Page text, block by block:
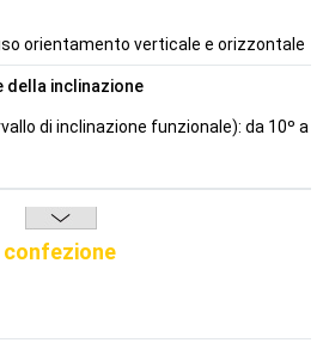
orientamento verticale e orizzontale
della inclinazione
di inclinazione funzionale): da 10º a
confezione